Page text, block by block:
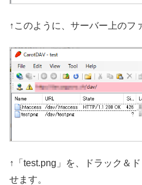
↑このように、サーバー上のフ
↑「test.png」を、ドラック＆
せます。